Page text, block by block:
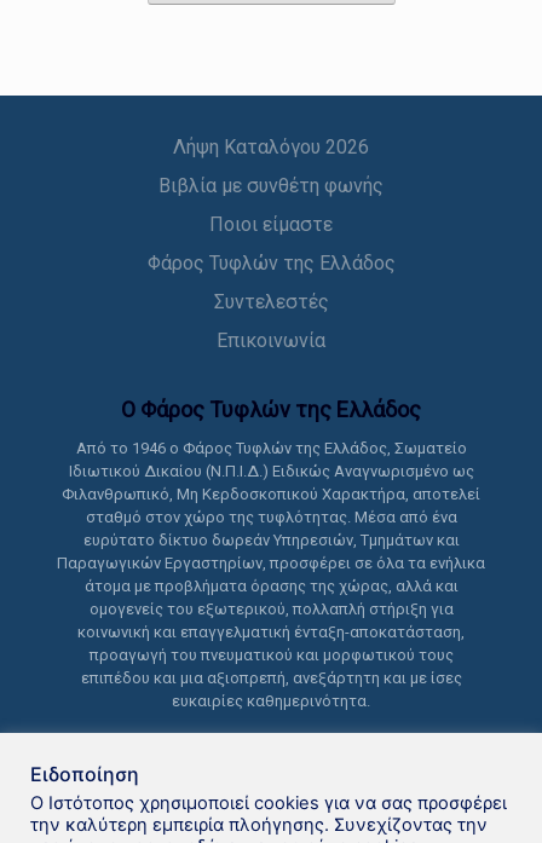
Λήψη Καταλόγου 2026
Βιβλία με συνθέτη φωνής
Ποιοι είμαστε
Φάρος Τυφλών της Ελλάδος
Συντελεστές
Επικοινωνία
Ο Φάρος Τυφλών της Ελλάδoς
Από το 1946 ο Φάρος Τυφλών της Ελλάδος, Σωματείο
Ιδιωτικού Δικαίου (Ν.Π.Ι.Δ.) Ειδικώς Αναγνωρισμένο ως
Φιλανθρωπικό, Μη Κερδοσκοπικού Χαρακτήρα, αποτελεί
σταθμό στον χώρο της τυφλότητας. Μέσα από ένα
ευρύτατο δίκτυο δωρεάν Υπηρεσιών, Τμημάτων και
Παραγωγικών Εργαστηρίων, προσφέρει σε όλα τα ενήλικα
άτομα με προβλήματα όρασης της χώρας, αλλά και
ομογενείς του εξωτερικού, πολλαπλή στήριξη για
κοινωνική και επαγγελματική ένταξη-αποκατάσταση,
προαγωγή του πνευματικού και μορφωτικού τους
επιπέδου και μια αξιοπρεπή, ανεξάρτητη και με ίσες
ευκαιρίες καθημερινότητα.
Ειδοποίηση
Ο Ιστότοπος χρησιμοποιεί cookies για να σας προσφέρει
την καλύτερη εμπειρία πλοήγησης. Συνεχίζοντας την